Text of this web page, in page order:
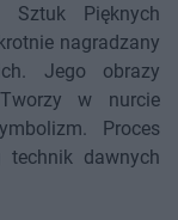
Sztuk Pięknych
nagradzany
Jego obrazy
w nurcie
Proces
technik dawnych